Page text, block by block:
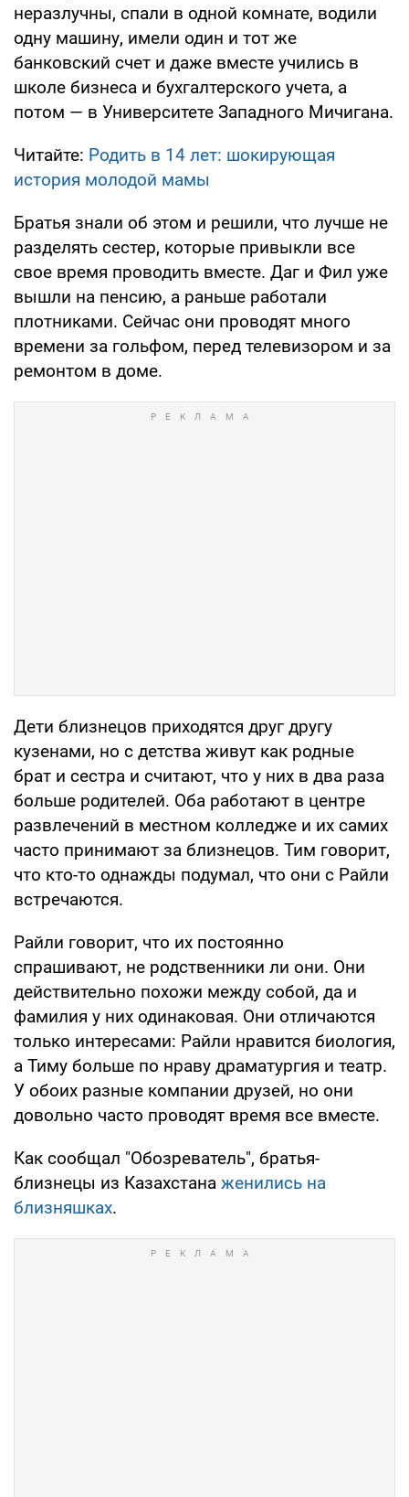
неразлучны, спали в одной комнате, водили
одну машину, имели один и тот же
банковский счет и даже вместе учились в
школе бизнеса и бухгалтерского учета, а
потом — в Университете Западного Мичигана.
Читайте: Родить в 14 лет: шокирующая
история молодой мамы
Братья знали об этом и решили, что лучше не
разделять сестер, которые привыкли все
свое время проводить вместе. Даг и Фил уже
вышли на пенсию, а раньше работали
плотниками. Сейчас они проводят много
времени за гольфом, перед телевизором и за
ремонтом в доме.
Дети близнецов приходятся друг другу
кузенами, но с детства живут как родные
брат и сестра и считают, что у них в два раза
больше родителей. Оба работают в центре
развлечений в местном колледже и их самих
часто принимают за близнецов. Тим говорит,
что кто-то однажды подумал, что они с Райли
встречаются.
Райли говорит, что их постоянно
спрашивают, не родственники ли они. Они
действительно похожи между собой, да и
фамилия у них одинаковая. Они отличаются
только интересами: Райли нравится биология,
а Тиму больше по нраву драматургия и театр.
У обоих разные компании друзей, но они
довольно часто проводят время все вместе.
Как сообщал "Обозреватель", братья-
близнецы из Казахстана женились на
близняшках.